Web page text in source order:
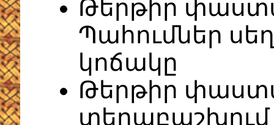
Թերթիր
Պահումներ
կոճակը
Թերթիր
տեղաբաշխում